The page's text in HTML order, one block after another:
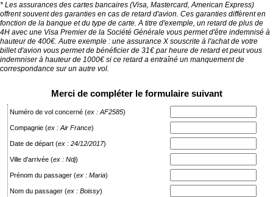
* Les assurances des cartes bancaires (Visa, Mastercard, American Express)
offrent souvent des garanties en cas de retard d'avion. Ces garanties diffèrent en
fonction de la banque et du type de carte. A titre d'exemple, un retard de plus de
4H avec une Visa Premier de la Société Générale vous permet d'être indemnisé à
hauteur de 400€. Autre exemple : une assurance X souscrite à l'achat de votre
billet d'avion vous permet de bénéficier de 31€ par heure de retard et peut vous
indemniser à hauteur de 1000€ si ce retard a entraîné un manquement de
correspondance sur un autre vol.
Merci de compléter le formulaire suivant
Numéro de vol concerné (ex : AF2585)
Compagnie (ex : Air France)
Date de départ (ex : 24/12/2017)
Ville d'arrivée (ex : Ndj)
Prénom du passager (ex : Maria)
Nom du passager (ex : Boissy)